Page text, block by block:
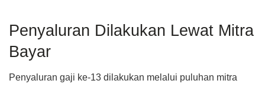
Penyaluran Dilakukan Lewat Mitra
Bayar
Penyaluran gaji ke-13 dilakukan melalui puluhan mitra